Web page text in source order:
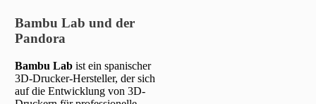
Bambu Lab und der
Pandora
Bambu Lab ist ein spanischer
3D-Drucker-Hersteller, der sich
auf die Entwicklung von 3D-